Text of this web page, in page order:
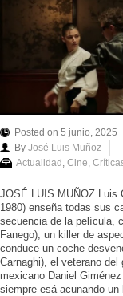
Posted on 5 junio, 2025
By José Luis Muñoz
Actualidad, Cine,
JOSÉ LUIS MUÑOZ Luis
1980) enseña todas sus
secuencia de la película,
Fanego), un killer de
conduce un coche
Carnaghi), el veterano del
mexicano Daniel
siempre esá acunando